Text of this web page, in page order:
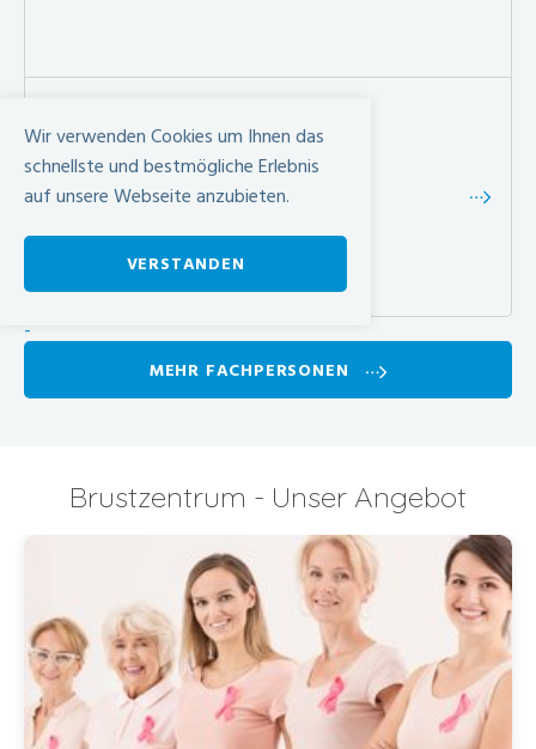
FRAUENKLINIK
Katharine Röthlisberger
MEHR FACHPERSONEN
Brustzentrum - Unser Angebot
Wir verwenden Cookies um Ihnen das
schnellste und bestmögliche Erlebnis
auf unsere Webseite anzubieten.
VERSTANDEN
-